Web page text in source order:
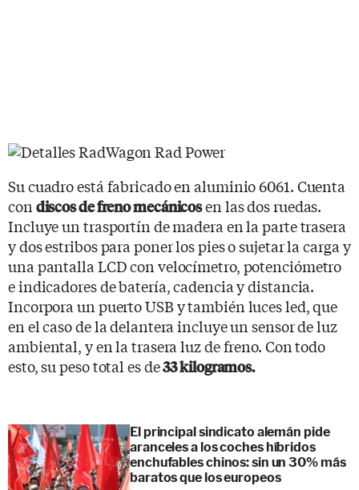
Su cuadro está fabricado en aluminio 6061. Cuenta
con discos de freno mecánicosen las dos ruedas.
Incluye un trasportín de madera en la parte trasera
y dos estribos para poner los pies o sujetar la carga y
una pantalla LCD con velocímetro, potenciómetro
e indicadores de batería, cadencia y distancia.
Incorpora un puerto USB y también luces led, que
en el caso de la delantera incluye un sensor de luz
ambiental, y en la trasera luz de freno. Con todo
esto, su peso total es de33 kilogramos.
El principal sindicato alemán pide
aranceles a los coches híbridos
enchufables chinos: sin un 30% más
baratos que los europeos